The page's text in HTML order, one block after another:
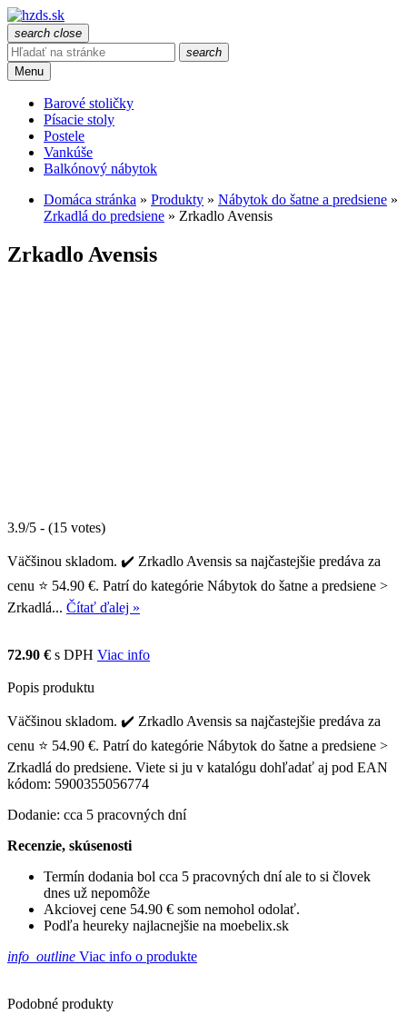
search close
search
Menu
Barové stoličky
Písacie stoly
Postele
Vankúše
Balkónový nábytok
Domáca stránka » Produkty » Nábytok do šatne a predsiene »
Zrkadlá do predsiene » Zrkadlo Avensis
Zrkadlo Avensis
3.9/5 - (15 votes)
Väčšinou skladom. ✔️ Zrkadlo Avensis sa najčastejšie predáva za
cenu ⭐ 54.90 €. Patrí do kategórie Nábytok do šatne a predsiene >
Zrkadlá... Čítať ďalej »
72.90 € s DPH Viac info
Popis produktu
Väčšinou skladom. ✔️ Zrkadlo Avensis sa najčastejšie predáva za
cenu ⭐ 54.90 €. Patrí do kategórie Nábytok do šatne a predsiene >
Zrkadlá do predsiene. Viete si ju v katalógu dohľadať aj pod EAN
kódom: 5900355056774
Dodanie: cca 5 pracovných dní
Recenzie, skúsenosti
Termín dodania bol cca 5 pracovných dní ale to si človek
dnes už nepomôže
Akciovej cene 54.90 € som nemohol odolať.
Podľa heureky najlacnejšie na moebelix.sk
info_outline Viac info o produkte
Podobné produkty